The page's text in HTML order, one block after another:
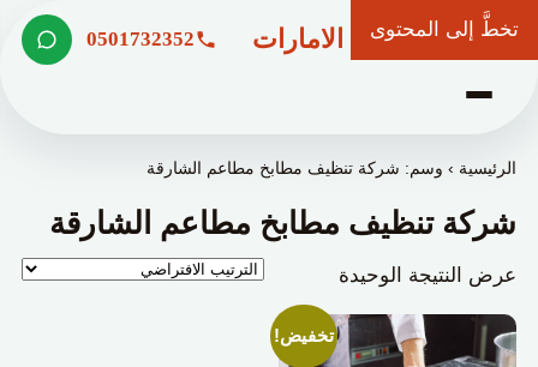
تخطَّ إلى المحتوى
شركة وعد الامارات 0501732352
الرئيسية ›وسم: شركة تنظيف مطابخ مطاعم الشارقة
شركة تنظيف مطابخ مطاعم الشارقة
عرض النتيجة الوحيدة
تخفيض!